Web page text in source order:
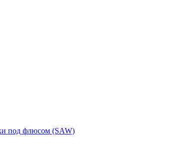
под флюсом (SAW)